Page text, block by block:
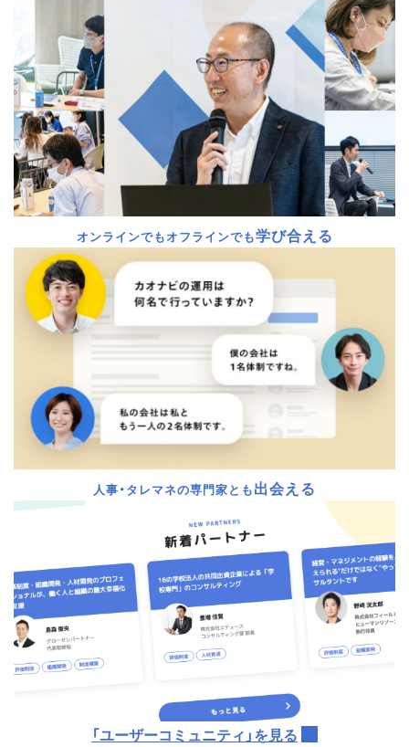
オンラインでもオフラインでも学び合える
人事・タレマネの専門家とも出会える
「ユーザーコミュニティ」を見る